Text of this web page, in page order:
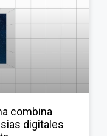
combina
digitales